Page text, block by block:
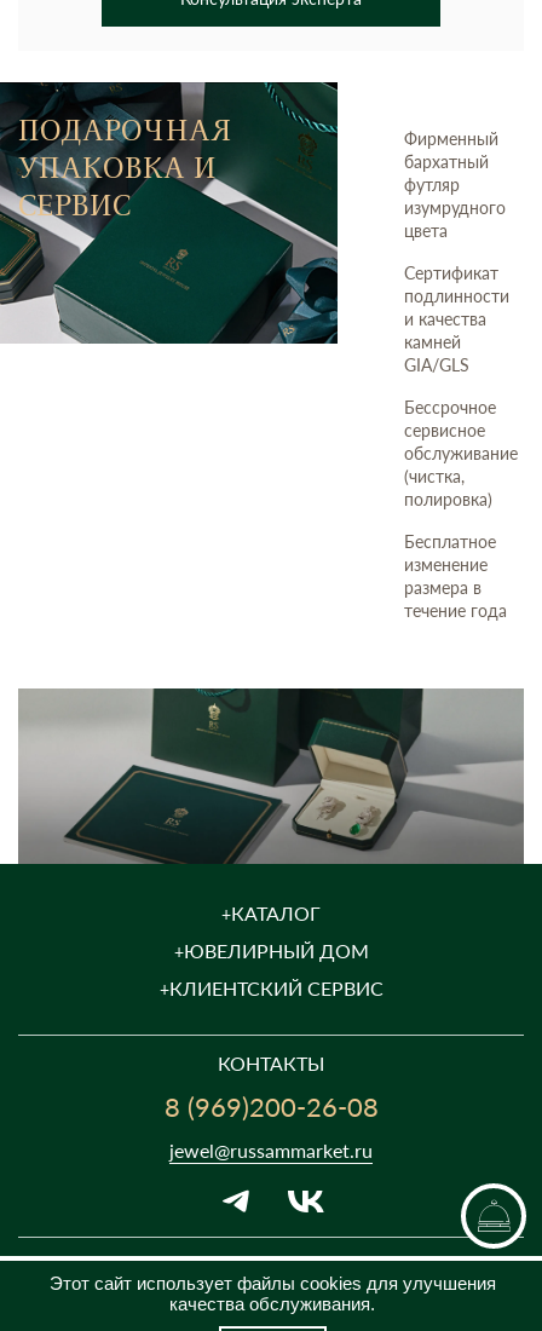
ПОДАРОЧНАЯ
УПАКОВКА И
СЕРВИС
Фирменный
бархатный
футляр
изумрудного
цвета
Сертификат
подлинности
и качества
камней
GIA/GLS
Бессрочное
сервисное
обслуживание
(чистка,
полировка)
Бесплатное
изменение
размера в
течение года
КАТАЛОГ
ЮВЕЛИРНЫЙ ДОМ
КЛИЕНТСКИЙ СЕРВИС
КОНТАКТЫ
8 (969)200-26-08
ПН-ПТ с 09:00 до 21:00
СБ-ВС с 10:00 до 18:00
jewel@russammarket.ru
Этот сайт использует файлы cookies для улучшения
качества обслуживания.